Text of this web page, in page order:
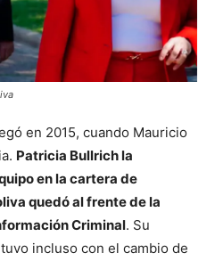
en 2015, cuando Mauricio
Patricia Bullrich la
en la cartera de
quedó al frente de la
Criminal. Su
incluso con el cambio de